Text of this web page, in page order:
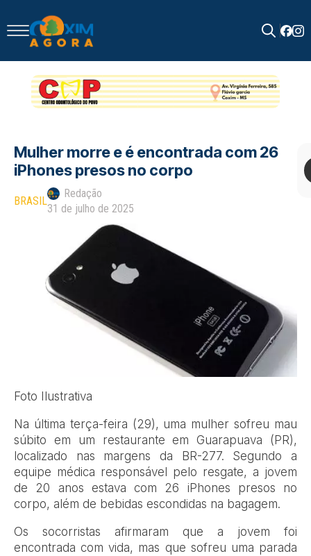
for:
Mulher morre e é encontrada com 26
iPhones presos no corpo
BRASIL
Redação
31 de julho de 2025
Foto Ilustrativa
Na última terça-feira (29), uma mulher sofreu mau
súbito em um restaurante em Guarapuava (PR),
localizado nas margens da BR-277. Segundo a
equipe médica responsável pelo resgate, a jovem
de 20 anos estava com 26 iPhones presos no
corpo, além de bebidas escondidas na bagagem.
Os socorristas afirmaram que a jovem foi
encontrada com vida, mas que sofreu uma parada